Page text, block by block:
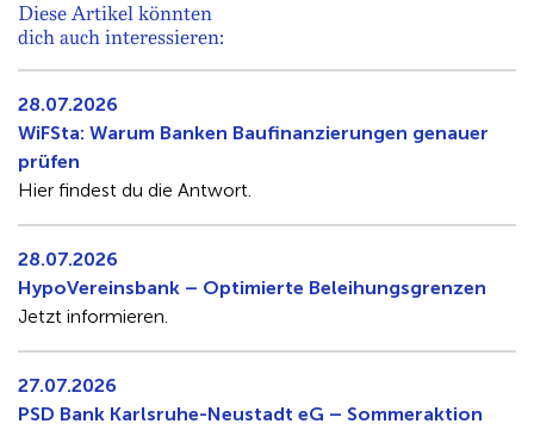
Diese Artikel könnten
dich auch interessieren:
28.07.2026
WiFSta: Warum Banken Baufinanzierungen genauer
prüfen
Hier findest du die Antwort.
28.07.2026
HypoVereinsbank – Optimierte Beleihungsgrenzen
Jetzt informieren.
27.07.2026
PSD Bank Karlsruhe-Neustadt eG – Sommeraktion